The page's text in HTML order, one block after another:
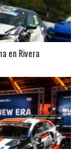
en Rivera